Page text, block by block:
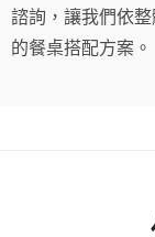
諮詢，讓我們依
的餐桌搭配方案。